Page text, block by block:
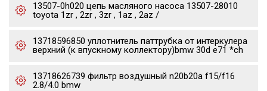
13507-0h020 цепь масляного насоса 13507-28010
toyota 1zr , 2zr , 3zr , 1az , 2az /
13718596850 уплотнитель паттрубка от интеркулера
верхний (к впускному коллектору)bmw 30d e71 *ch
13718626739 фильтр воздушный n20b20a f15/f16
2.8/4.0 bmw